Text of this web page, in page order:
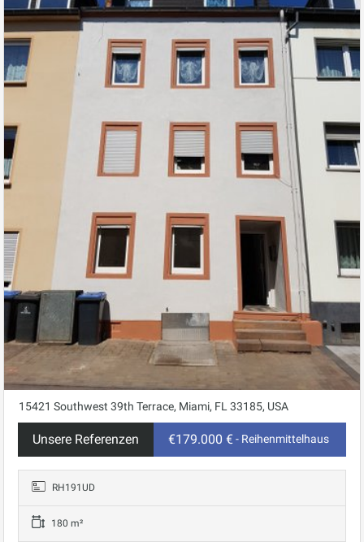
15421 Southwest 39th Terrace, Miami, FL 33185, USA
Unsere Referenzen €179.000 € - Reihenmittelhaus
RH191UD
180 m²